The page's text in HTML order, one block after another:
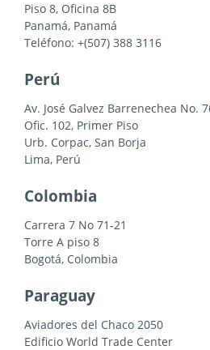
Piso 8, Oficina 8B
Panamá, Panamá
Teléfono: +(507) 388 3116
Perú
Av. José Galvez Barrenechea No.
Ofic. 102, Primer Piso
Urb. Corpac, San Borja
Lima, Perú
Colombia
Carrera 7 No 71-21
Torre A piso 8
Bogotá, Colombia
Paraguay
Aviadores del Chaco 2050
Edificio World Trade Center